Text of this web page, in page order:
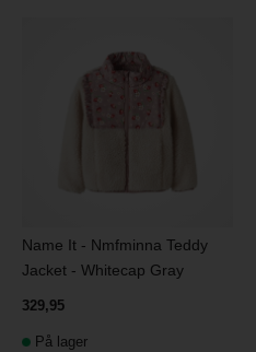
Name It - Nmfminna Teddy
Jacket - Whitecap Gray
329,95
På lager